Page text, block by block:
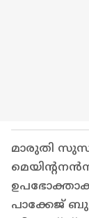
മാരുതി
പാക്കേജ്